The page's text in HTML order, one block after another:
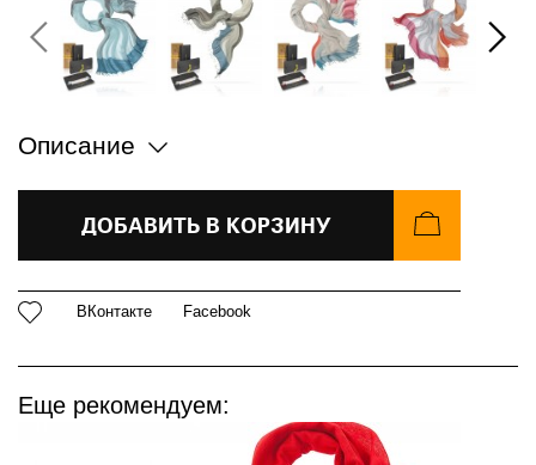
Описание
ДОБАВИТЬ В КОРЗИНУ
ВКонтакте Facebook
Еще рекомендуем: